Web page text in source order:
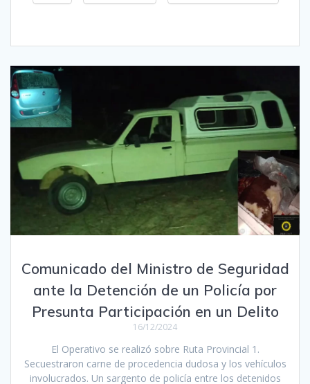
Comunicado del Ministro de Seguridad
ante la Detención de un Policía por
Presunta Participación en un Delito
16/12/2024
El Operativo se realizó sobre Ruta Provincial 1.
Secuestraron carne de procedencia dudosa y los vehículos
involucrados. Un sargento de policía entre los detenidos